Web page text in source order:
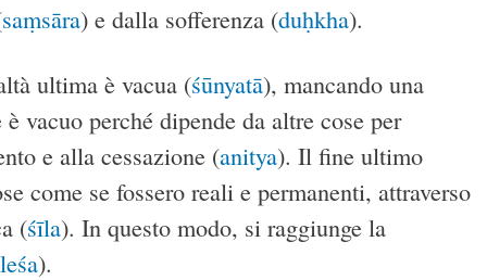
saṃsāra) e dalla sofferenza (duḥkha).
ultima è vacua (śūnyatā), mancando una
vacuo perché dipende da altre cose per
e alla cessazione (anitya). Il fine ultimo
come se fossero reali e permanenti, attraverso
(śīla). In questo modo, si raggiunge la
).